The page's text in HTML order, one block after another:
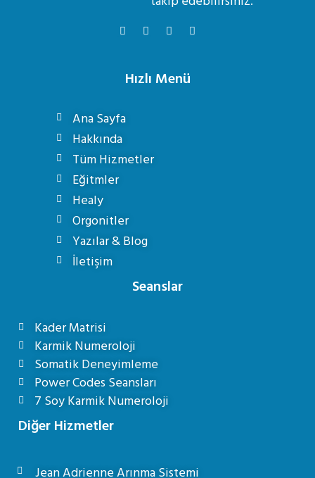
Hızlı Menü
Ana Sayfa
Hakkında
Tüm Hizmetler
Eğitmler
Healy
Orgonitler
Yazılar & Blog
İletişim
Seanslar
Kader Matrisi
Karmik Numeroloji
Somatik Deneyimleme
Power Codes Seansları
7 Soy Karmik Numeroloji
Diğer Hizmetler
Jean Adrienne Arınma Sistemi